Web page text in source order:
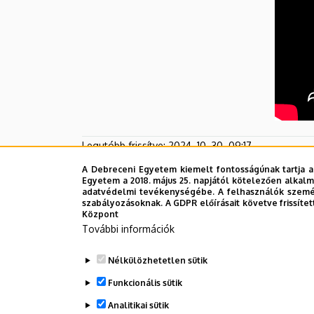
Legutóbb frissítve: 2024. 10. 30. 09:17
A Debreceni Egyetem kiemelt fontosságúnak
Egyetem a 2018. május 25. napjától kötelezően
adatvédelmi tevékenységébe. A felhasználók
szabályozásoknak. A GDPR előírásait követve
Központ
További információk
Nélkülözhetetlen sütik
Funkcionális sütik
Analitikai sütik